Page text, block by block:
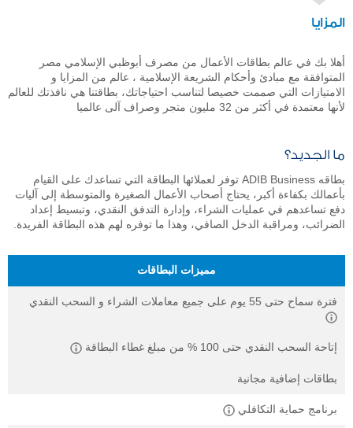
المزايا
أهلا بك في عالم بطاقات الأعمال من مصرف أبوظبي الإسلامي مصر
المتوافقة مع مبادئ وأحكام الشريعة الإسلامية ، عالم من المزايا و
الامتيازات التي صممت خصيصا لتناسب احتياجاتك، بطاقتنا هي نافذتك للعالم
لأنها معتمدة في أكثر من 32 مليون متجر وصراف آلى عالميا
ما الجديد؟
بطاقه ADIB Business توفر لعملائها البطاقة التي تساعدك على القيام
بأعمالك بكفاءة أكبر، يحتاج أصحاب الأعمال الصغيرة والمتوسطة إلى آليات
دفع تساعدهم في عمليات الشراء، وإدارة التدفق النقدي، وتبسيط إعداد
الضرائب، ومراقبة الدخل الصافي، وهذا ما توفره لهم هذه البطاقة الفريدة.
مميزات البطاقات
فترة سماح حتى 55 يوم على جميع معاملات الشراء و السحب النقدي
إتاحة السحب النقدي حتى 100 % من مبلغ غطاء البطاقة
بطاقات إضافية مجانية
برنامج حماية التكافلي